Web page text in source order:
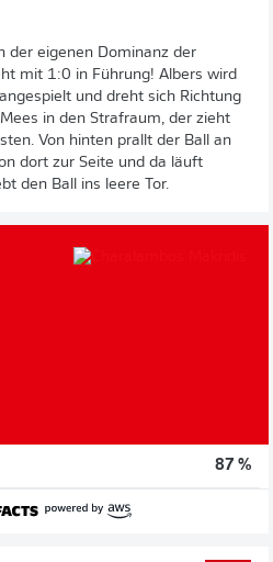
der eigenen Dominanz der
mit 1:0 in Führung! Albers wird
und dreht sich Richtung
in den Strafraum, der zieht
Von hinten prallt der Ball an
dort zur Seite und da läuft
den Ball ins leere Tor.
87 %